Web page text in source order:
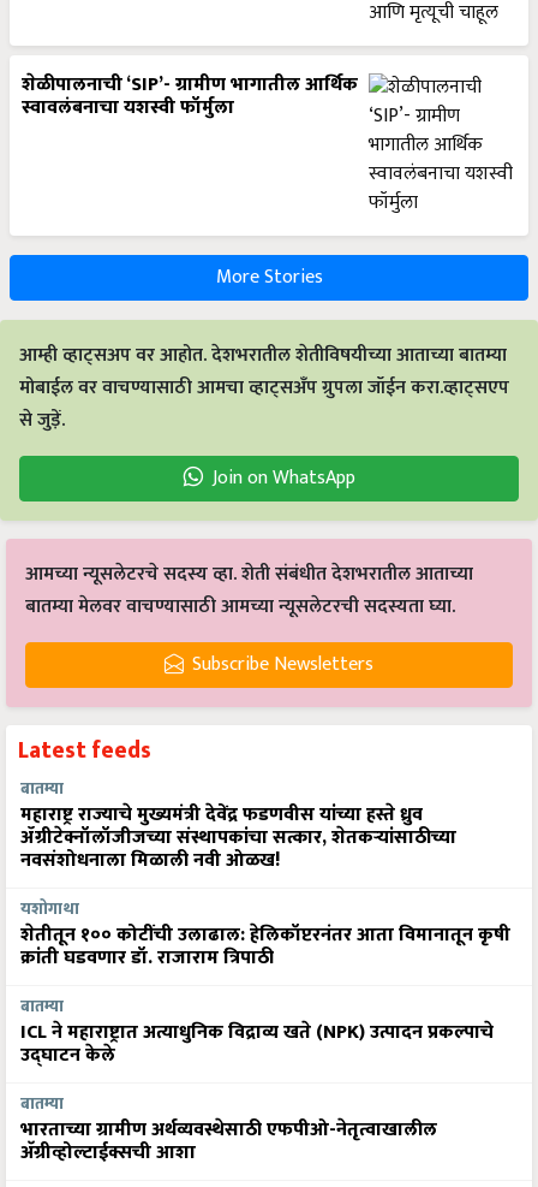
शेळीपालनाची ‘SIP’- ग्रामीण भागातील आर्थिक
स्वावलंबनाचा यशस्वी फॉर्मुला
More Stories
आम्ही व्हाट्सअप वर आहोत. देशभरातील शेतीविषयीच्या आताच्या बातम्या
मोबाईल वर वाचण्यासाठी आमचा व्हाट्सअँप ग्रुपला जॉईन करा.व्हाट्सएप
से जुड़ें.
Join on WhatsApp
आमच्या न्यूसलेटरचे सदस्य व्हा. शेती संबंधीत देशभरातील आताच्या
बातम्या मेलवर वाचण्यासाठी आमच्या न्यूसलेटरची सदस्यता घ्या.
Subscribe Newsletters
Latest feeds
बातम्या
महाराष्ट्र राज्याचे मुख्यमंत्री देवेंद्र फडणवीस यांच्या हस्ते ध्रुव
ॲग्रीटेक्नॉलॉजीजच्या संस्थापकांचा सत्कार, शेतकऱ्यांसाठीच्या
नवसंशोधनाला मिळाली नवी ओळख!
यशोगाथा
शेतीतून १०० कोटींची उलाढाल: हेलिकॉप्टरनंतर आता विमानातून कृषी
क्रांती घडवणार डॉ. राजाराम त्रिपाठी
बातम्या
ICL ने महाराष्ट्रात अत्याधुनिक विद्राव्य खते (NPK) उत्पादन प्रकल्पाचे
उद्घाटन केले
बातम्या
भारताच्या ग्रामीण अर्थव्यवस्थेसाठी एफपीओ-नेतृत्वाखालील
अ‍ॅग्रीव्होल्टाईक्सची आशा